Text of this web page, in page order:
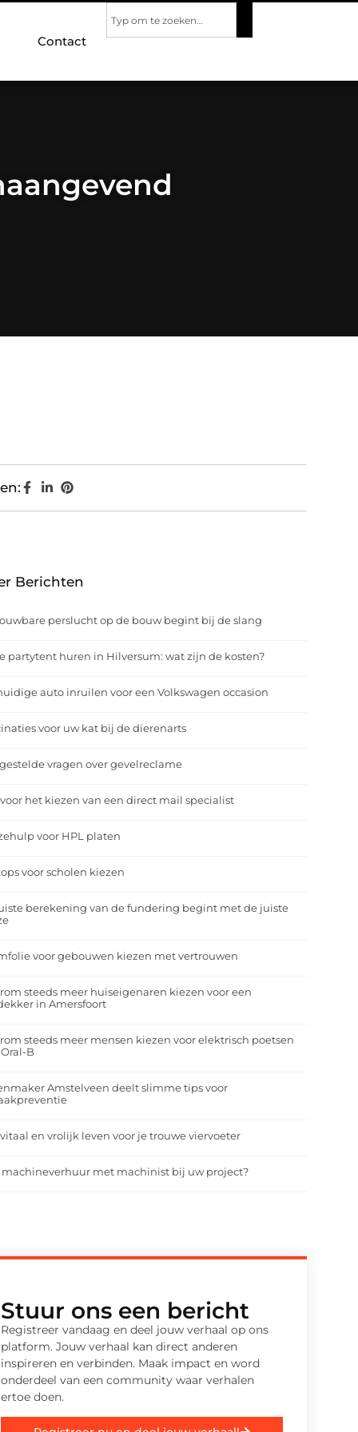
Contact
Berichten
perslucht op de bouw begint bij de slang
partytent huren in Hilversum: wat zijn de kosten?
auto inruilen voor een Volkswagen occasion
voor uw kat bij de dierenarts
vragen over gevelreclame
voor het kiezen van een direct mail specialist
voor HPL platen
voor scholen kiezen
berekening van de fundering begint met de juiste
voor gebouwen kiezen met vertrouwen
steeds meer huiseigenaren kiezen voor een
in Amersfoort
steeds meer mensen kiezen voor elektrisch poetsen
B
Amstelveen deelt slimme tips voor
en vrolijk leven voor je trouwe viervoeter
machineverhuur met machinist bij uw project?
Stuur ons een bericht
Registreer vandaag en deel jouw verhaal op ons
platform. Jouw verhaal kan direct anderen
inspireren en verbinden. Maak impact en word
onderdeel van een community waar verhalen
ertoe doen.